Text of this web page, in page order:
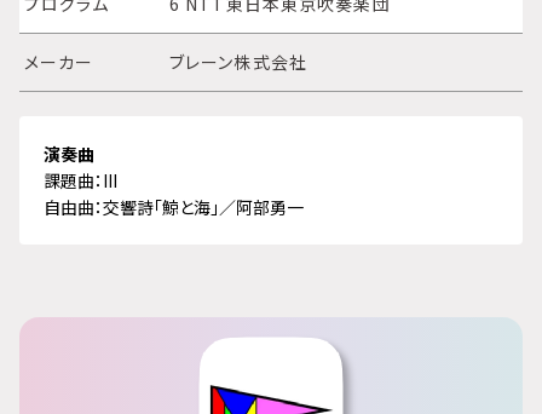
メーカー ブレーン株式会社
演奏曲
課題曲：III
自由曲：交響詩「鯨と海」／阿部勇一